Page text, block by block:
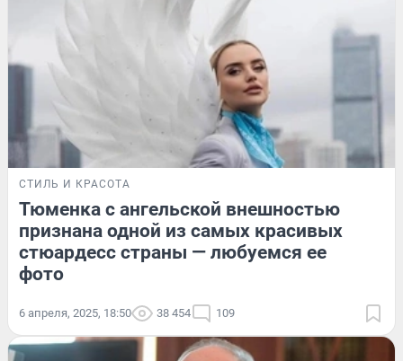
СТИЛЬ И КРАСОТА
Тюменка с ангельской внешностью
признана одной из самых красивых
стюардесс страны — любуемся ее
фото
6 апреля, 2025, 18:50 38 454 109